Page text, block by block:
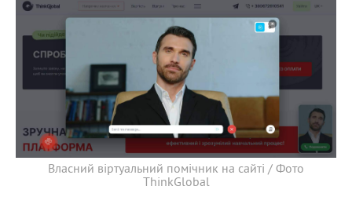
Власний віртуальний помічник на сайті / Фото
ThinkGlobal